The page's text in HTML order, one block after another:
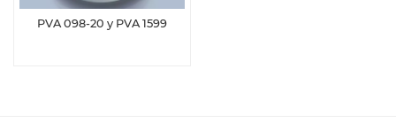
PVA 098-20 y PVA 1599